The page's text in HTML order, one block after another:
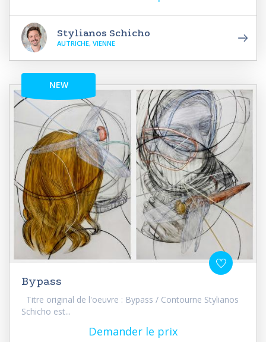
Stylianos Schicho
AUTRICHE, VIENNE
NEW
Bypass
Titre original de l'oeuvre : Bypass / Contourne Stylianos
Schicho est...
Demander le prix